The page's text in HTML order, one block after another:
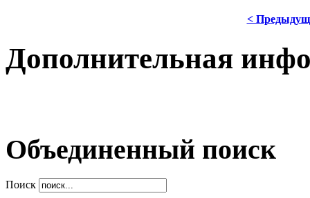
<
Дополнительная
Объединенный поиск
Поиск